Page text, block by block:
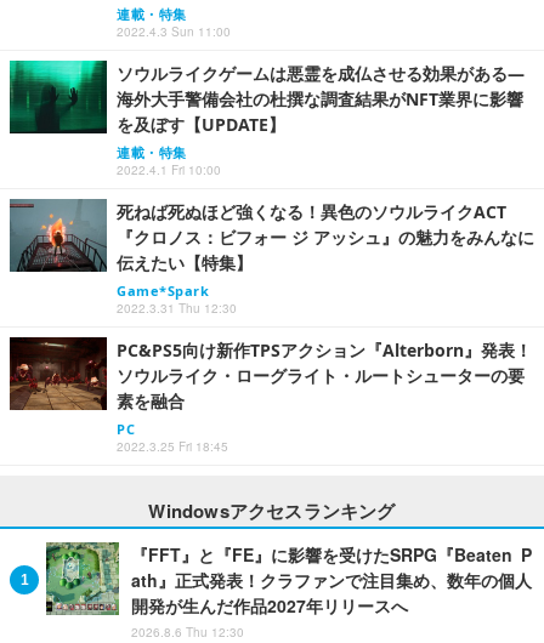
連載・特集
2022.4.3 Sun 11:00
ソウルライクゲームは悪霊を成仏させる効果がある―
海外大手警備会社の杜撰な調査結果がNFT業界に影響
を及ぼす【UPDATE】
連載・特集
2022.4.1 Fri 10:00
死ねば死ぬほど強くなる！異色のソウルライクACT
『クロノス：ビフォー ジ アッシュ』の魅力をみんなに
伝えたい【特集】
Game*Spark
2022.3.31 Thu 12:30
PC&PS5向け新作TPSアクション『Alterborn』発表！
ソウルライク・ローグライト・ルートシューターの要
素を融合
PC
2022.3.25 Fri 18:45
Windowsアクセスランキング
『FFT』と『FE』に影響を受けたSRPG『Beaten P
ath』正式発表！クラファンで注目集め、数年の個人
開発が生んだ作品2027年リリースへ
2026.8.6 Thu 12:30